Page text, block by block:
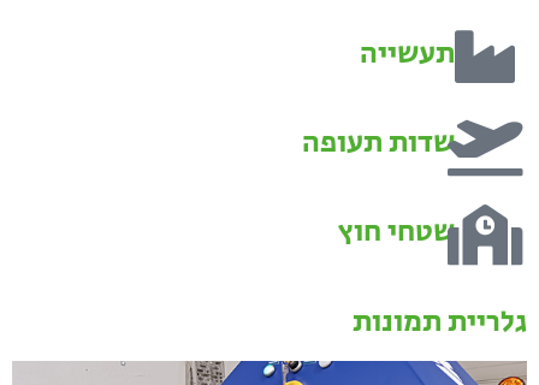
תעשייה
שדות תעופה
שטחי חוץ
גלריית תמונות